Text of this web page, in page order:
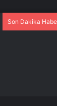
Son Dakika